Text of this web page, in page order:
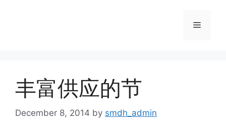
Menu
丰富供应的节
December 8, 2014 by smdh_admin